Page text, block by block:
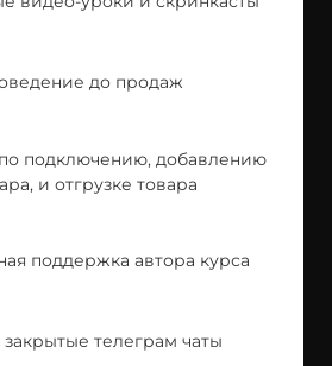
до продаж
подключению, добавлению
и отгрузке товара
поддержка автора курса
закрытые телеграм чаты